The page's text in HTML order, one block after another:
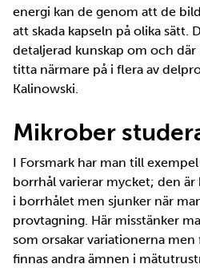
energi kan de genom att de
att skada kapseln på olika sätt.
detaljerad kunskap om och
titta närmare på i flera av
Kalinowski.
Mikrober
I Forsmark har man till
borrhål varierar mycket; den
i borrhålet men sjunker när
provtagning. Här misstänker
som orsakar variationerna men
finnas andra ämnen i